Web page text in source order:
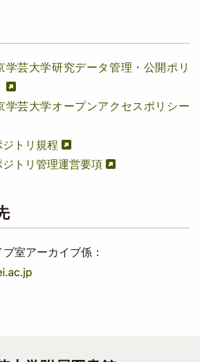
学芸大学研究データ管理・公開ポリ
学芸大学オープンアクセスポリシー
トリ規程
トリ管理運営要項
室アーカイブ係：